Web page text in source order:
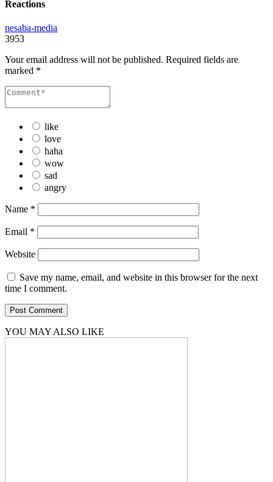
Reactions
nesaba-media
3953
Your email address will not be published. Required fields are
marked *
like
love
haha
wow
sad
angry
Name *
Email *
Website
Save my name, email, and website in this browser for the next
time I comment.
YOU MAY ALSO LIKE